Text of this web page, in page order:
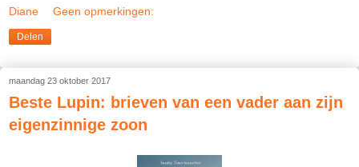
Diane Geen opmerkingen:
Delen
maandag 23 oktober 2017
Beste Lupin: brieven van een vader aan zijn
eigenzinnige zoon